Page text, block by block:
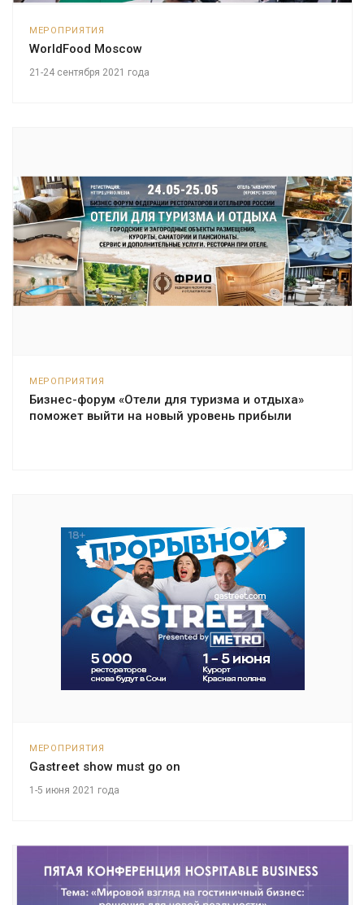
МЕРОПРИЯТИЯ
WorldFood Moscow
21-24 сентября 2021 года
МЕРОПРИЯТИЯ
Бизнес-форум «Отели для туризма и отдыха»
поможет выйти на новый уровень прибыли
МЕРОПРИЯТИЯ
Gastreet show must go on
1-5 июня 2021 года